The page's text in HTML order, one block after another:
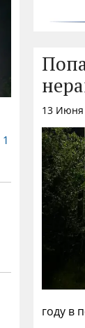
13 Июня
году в